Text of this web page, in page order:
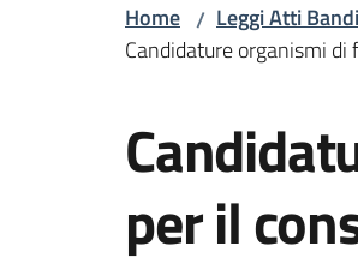
Home / Leggi Atti Bandi
Candidature organismi
per il